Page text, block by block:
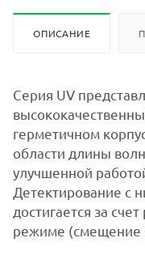
ОПИСАНИЕ
Серия UV
герметичном
области длины
улучшенной
Детектирование с
достигается за
режиме (смещение